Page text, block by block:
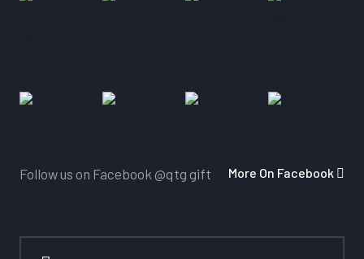
Follow us on Facebook @qtg gift More On Facebook